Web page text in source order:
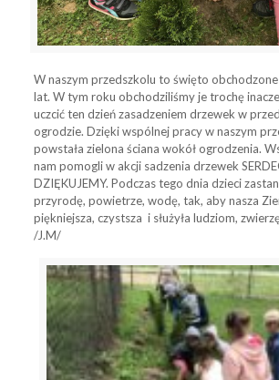
W naszym przedszkolu to święto
lat. W tym roku obchodziliśmy je trochę
uczcić ten dzień zasadzeniem drzewek w
ogrodzie. Dzięki wspólnej pracy w naszym
powstała zielona ściana wokół ogrodzenia.
nam pomogli w akcji sadzenia drzewek
DZIĘKUJEMY. Podczas tego dnia dzieci
przyrodę, powietrze, wodę, tak, aby nasza
piękniejsza, czystsza i służyła ludziom,
/J.M/